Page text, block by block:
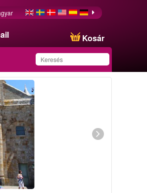
Kosár
Ezt az ajánlatot
sikeresen mentette a
kedvencei közé!